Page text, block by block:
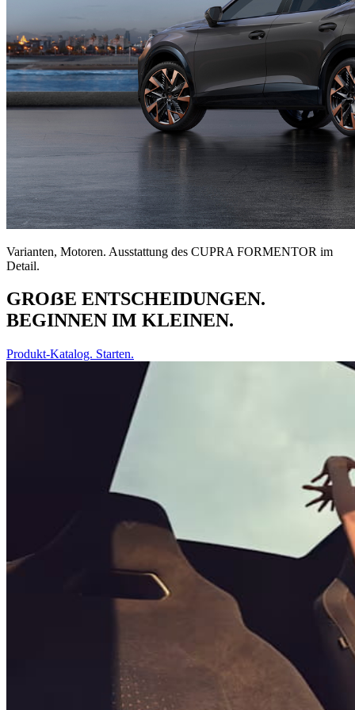
Varianten, Motoren. Ausstattung des CUPRA FORMENTOR im
Detail.
GROẞE ENTSCHEIDUNGEN.
BEGINNEN IM KLEINEN.
Produkt-Katalog. Starten.